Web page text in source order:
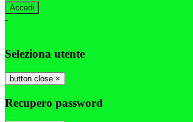
-
Seleziona utente
button close ×
Recupero password